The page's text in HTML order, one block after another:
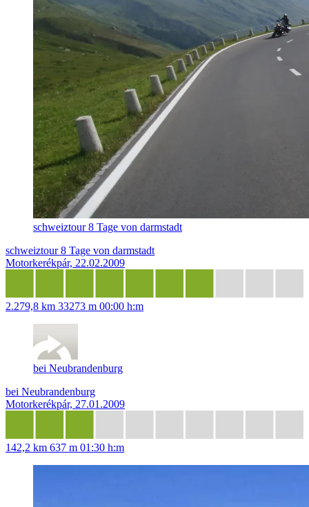
schweiztour 8 Tage von darmstadt
schweiztour 8 Tage von darmstadt
Motorkerékpár, 22.02.2009
2.279,8 km 33273 m 00:00 h:m
bei Neubrandenburg
bei Neubrandenburg
Motorkerékpár, 27.01.2009
142,2 km 637 m 01:30 h:m